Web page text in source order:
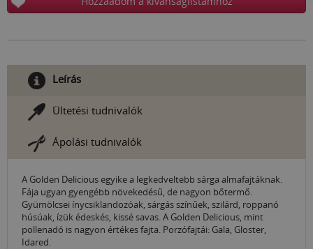
Leírás
Ültetési tudnivalók
Ápolási tudnivalók
A Golden Delicious egyike a legkedveltebb sárga almafajtáknak.
Fája ugyan gyengébb növekedésű, de nagyon bőtermő.
Gyümölcsei ínycsiklandozóak, sárgás színűek, szilárd, roppanó
húsúak, ízük édeskés, kissé savas. A Golden Delicious, mint
pollenadó is nagyon értékes fajta. Porzófajtái: Gala, Gloster,
Idared.